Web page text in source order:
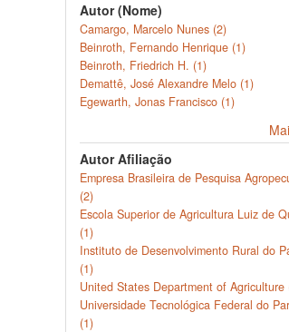
Autor (Nome)
Camargo, Marcelo Nunes (2)
Beinroth, Fernando Henrique (1)
Beinroth, Friedrich H. (1)
Demattê, José Alexandre Melo (1)
Egewarth, Jonas Francisco (1)
Autor Afiliação
Empresa Brasileira de Pesquisa
(2)
Escola Superior de Agricultura Luiz de
(1)
Instituto de Desenvolvimento Rural do
(1)
United States Department of Agriculture
Universidade Tecnológica Federal do
(1)